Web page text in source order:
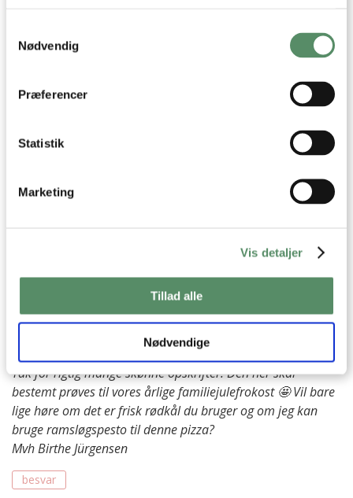
Indsamle præcise oplysninger om din placering,
der kan være nøjagtig inden for få meter
Identificere din enhed baseret på en scanning af
Nødvendig
Præferencer
Statistik
Marketing
Vis detaljer
Tillad alle
Nødvendige
SPØRGSMÅL TIL OPSKRIFTEN?
hilsen, så kan du skrive til mig i kommentarfeltet herunder.
Du kan måske finde svaret på dit spørgsmål i kommentarfeltet,
spørgsmål' til min opskrifter.
29. september 2023 kl. 16:57
Tak for rigtig mange skønne opskrifter. Den her skal
bestemt prøves til vores årlige familiejulefrokost 🤩 Vil bare
lige høre om det er frisk rødkål du bruger og om jeg kan
bruge ramsløgspesto til denne pizza?
Mvh Birthe Jürgensen
besvar